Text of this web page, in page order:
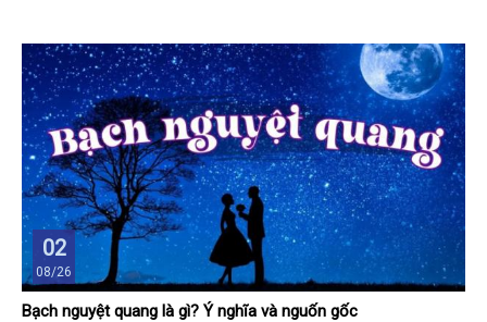
02
08/26
Bạch nguyệt quang là gì? Ý nghĩa và nguốn gốc